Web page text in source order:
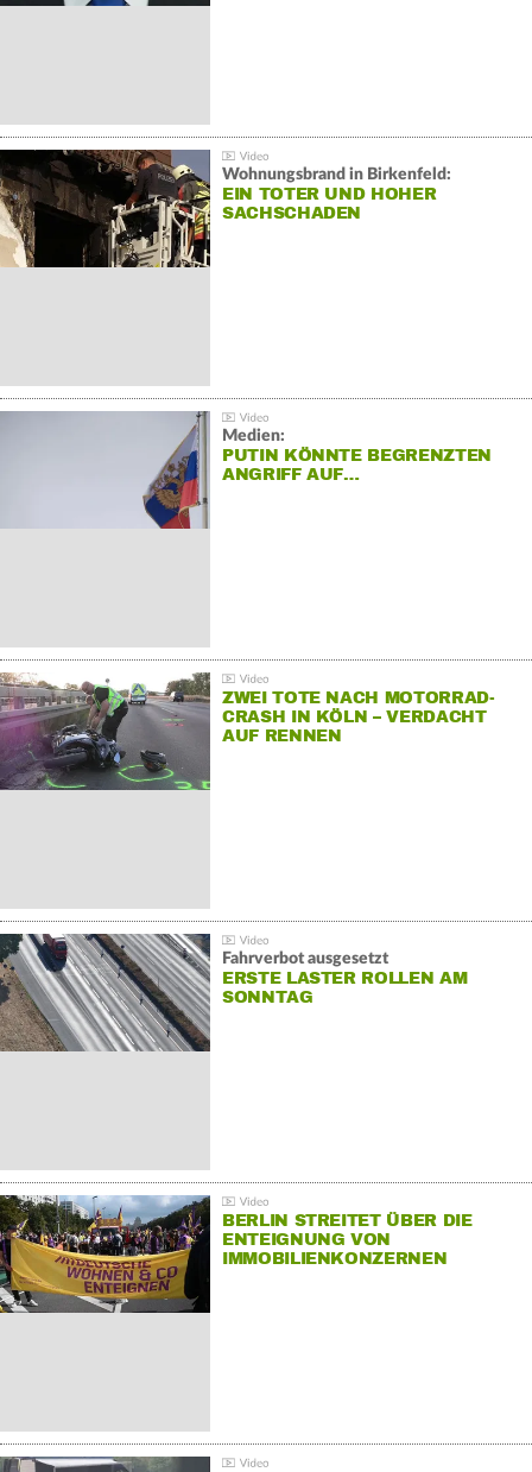
Wohnungsbrand in Birkenfeld:
EIN TOTER UND HOHER
SACHSCHADEN
Medien:
PUTIN KÖNNTE BEGRENZTEN
ANGRIFF AUF…
ZWEI TOTE NACH MOTORRAD-
CRASH IN KÖLN – VERDACHT
AUF RENNEN
Fahrverbot ausgesetzt
ERSTE LASTER ROLLEN AM
SONNTAG
BERLIN STREITET ÜBER DIE
ENTEIGNUNG VON
IMMOBILIENKONZERNEN